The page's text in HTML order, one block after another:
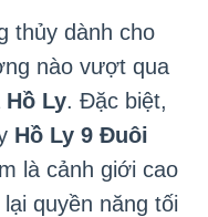
thủy dành cho
nào vượt qua
Hồ Ly. Đặc biệt,
Hồ Ly 9 Đuôi
là cảnh giới cao
quyền năng tối